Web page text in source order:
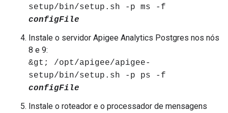
setup/bin/setup.sh -p ms -f
configFile
Instale o servidor Apigee Analytics Postgres nos nós
8 e 9:
&gt; /opt/apigee/apigee-
setup/bin/setup.sh -p ps -f
configFile
Instale o roteador e o processador de mensagens